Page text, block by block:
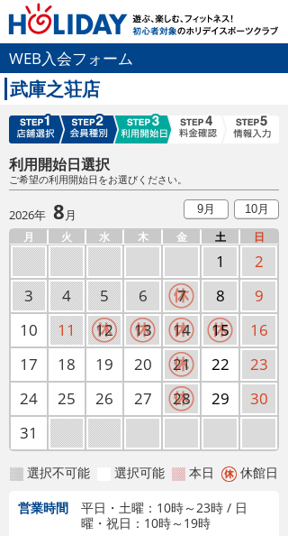
WEB入会フォーム
武庫之荘店
利用開始日選択
ご希望の利用開始日をお選びください。
2026年 8月 9月 10月
月 火 水 木 金 土 日
1
2
3
4 5 6 7 8
9
10
11 12 13 14 15
16
17
18 19 20 21 22
23
24
25 26 27 28 29
30
31
選択不可能 選択可能 本日 休館日
営業時間
平日・土曜：10時～23時 / 日
曜・祝日：10時～19時